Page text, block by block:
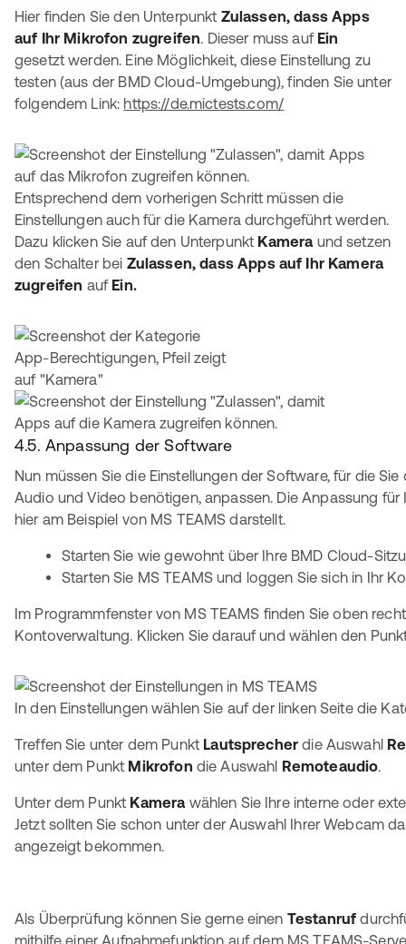
Hier finden Sie den Unterpunkt Zulassen, dass Apps
auf Ihr Mikrofon zugreifen. Dieser muss auf Ein
gesetzt werden. Eine Möglichkeit, diese Einstellung zu
testen (aus der BMD Cloud-Umgebung), finden Sie unter
folgendem Link: https://de.mictests.com/
Entsprechend dem vorherigen Schritt müssen die
Einstellungen auch für die Kamera durchgeführt werden.
Dazu klicken Sie auf den Unterpunkt Kameraund setzen
den Schalter bei Zulassen, dass Apps auf Ihr Kamera
zugreifen auf Ein.
4.5. Anpassung der Software
Nun müssen Sie die Einstellungen der Software, für die
Audio und Video benötigen, anpassen. Die Anpassung für
hier am Beispiel von MS TEAMS darstellt.
Starten Sie wie gewohnt über Ihre BMD Cloud-
Starten Sie MS TEAMS und loggen Sie sich in Ihr
Im Programmfenster von MS TEAMS finden Sie oben
Kontoverwaltung. Klicken Sie darauf und wählen den
In den Einstellungen wählen Sie auf der linken Seite die
Treffen Sie unter dem Punkt Lautsprecher die Auswahl
unter dem Punkt Mikrofon die Auswahl Remoteaudio.
Unter dem Punkt Kamerawählen Sie Ihre interne oder
Jetzt sollten Sie schon unter der Auswahl Ihrer Webcam
angezeigt bekommen.
Als Überprüfung können Sie gerne einen Testanruf
mithilfe einer Aufnahmefunktion auf dem MS TEAMS-